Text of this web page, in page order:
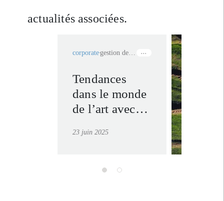
actualités associées.
corporate gestion de patrimoine
Tendances
dans le monde
de l’art avec
Cerutti,
Christie’s
23 juin 2025